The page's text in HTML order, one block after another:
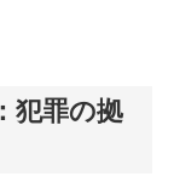
犯罪の拠